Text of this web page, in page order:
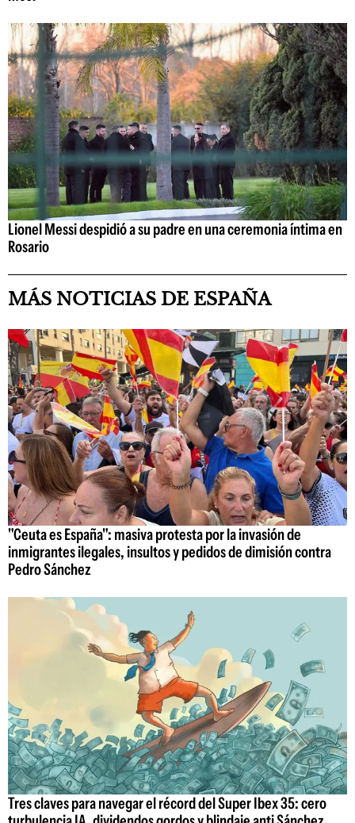
Lionel Messi despidió a su padre en una ceremonia íntima en
Rosario
MÁS NOTICIAS DE ESPAÑA
"Ceuta es España": masiva protesta por la invasión de
inmigrantes ilegales, insultos y pedidos de dimisión contra
Pedro Sánchez
Tres claves para navegar el récord del Super Ibex 35: cero